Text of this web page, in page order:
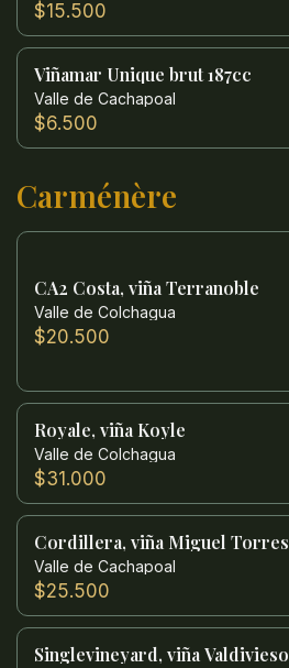
$15.500
Viñamar Unique brut 187cc
Valle de Cachapoal
$6.500
Carménère
CA2 Costa, viña Terranoble
Valle de Colchagua
$20.500
Royale, viña Koyle
Valle de Colchagua
$31.000
Cordillera, viña Miguel Torres
Valle de Cachapoal
$25.500
Singlevineyard, viña Valdivieso